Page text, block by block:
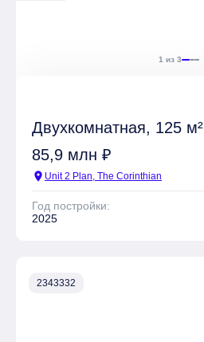
1 из 3
Двухкомнатная, 125 м²
85,9 млн ₽
location_on Unit 2 Plan, The Corinthian
Год постройки:
2025
2343332